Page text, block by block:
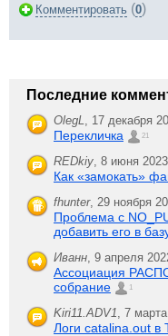
Комментировать (0)
Последние
OlegL, 17 декабря
Перекличка 21
REDkiy, 8 июня
Как «замокать»
fhunter, 29 ноября
Проблема с
добавить его в
Иванн, 9 апреля
Ассоциация
собрание
1
Kiri11.ADV1, 7
Логи catalina.out в